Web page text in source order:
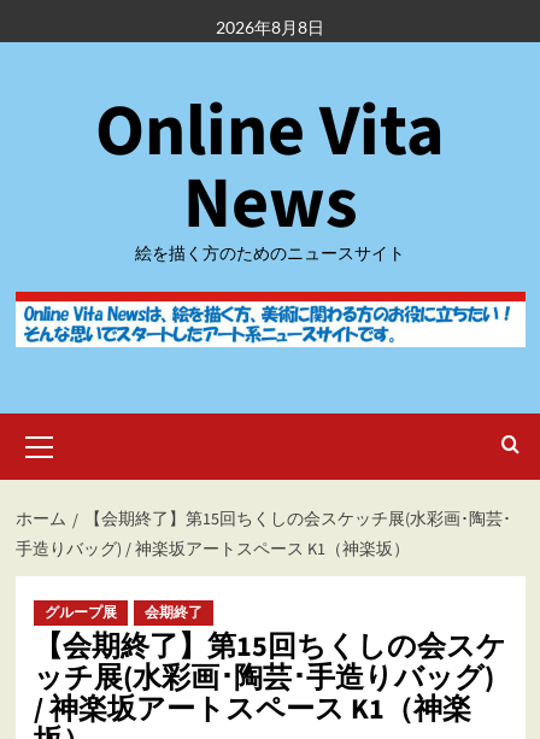
容
2026年8月8日
Online Vita
News
絵を描く方のためのニュースサイト
イ
ン
ニ
ュ
ー
ホーム
【会期終了】第15回ちくしの会スケッチ展(水彩画･陶芸･
手造りバッグ) / 神楽坂アートスペース K1（神楽坂）
グループ展 会期終了
【会期終了】第15回ちくしの会スケ
ッチ展(水彩画･陶芸･手造りバッグ)
/ 神楽坂アートスペース K1（神楽